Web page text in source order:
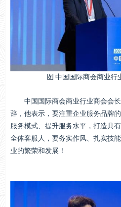
图 中国国际商会商业行
中国国际商会商业行业商会会长
辞，他表示，要注重企业服务品牌
服务模式、提升服务水平，打造具
全体客服人，要务实作风、扎实技
业的繁荣和发展！